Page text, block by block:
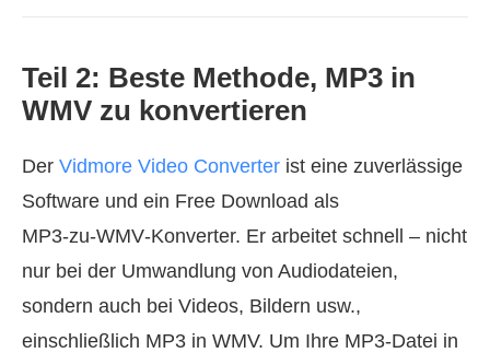
Teil 2: Beste Methode, MP3 in
WMV zu konvertieren
Der Vidmore Video Converter ist eine zuverlässige
Software und ein Free Download als
MP3‑zu‑WMV‑Konverter. Er arbeitet schnell – nicht
nur bei der Umwandlung von Audiodateien,
sondern auch bei Videos, Bildern usw.,
einschließlich MP3 in WMV. Um Ihre MP3‑Datei in